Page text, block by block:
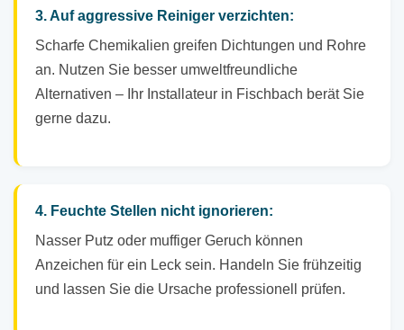
3. Auf aggressive Reiniger verzichten:
Scharfe Chemikalien greifen Dichtungen und Rohre
an. Nutzen Sie besser umweltfreundliche
Alternativen – Ihr Installateur in Fischbach berät Sie
gerne dazu.
4. Feuchte Stellen nicht ignorieren:
Nasser Putz oder muffiger Geruch können
Anzeichen für ein Leck sein. Handeln Sie frühzeitig
und lassen Sie die Ursache professionell prüfen.